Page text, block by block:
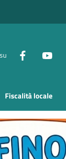
Fiscalità locale